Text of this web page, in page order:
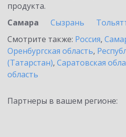
продукта.
Самара
Сызрань
Смотрите также: Россия,
Оренбургская область,
(Татарстан), Саратовская
область
Партнеры в вашем регионе: